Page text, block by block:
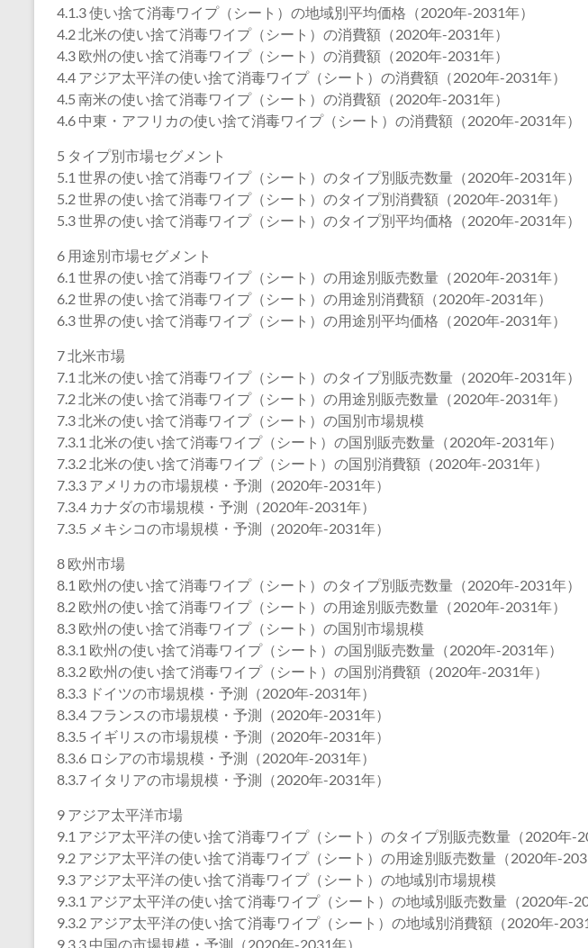
4.1.3 使い捨て消毒ワイプ（シート）の地域別平均価格（2020年-2031年）
4.2 北米の使い捨て消毒ワイプ（シート）の消費額（2020年-2031年）
4.3 欧州の使い捨て消毒ワイプ（シート）の消費額（2020年-2031年）
4.4 アジア太平洋の使い捨て消毒ワイプ（シート）の消費額（2020年-2031年）
4.5 南米の使い捨て消毒ワイプ（シート）の消費額（2020年-2031年）
4.6 中東・アフリカの使い捨て消毒ワイプ（シート）の消費額（2020年-2031年）
5 タイプ別市場セグメント
5.1 世界の使い捨て消毒ワイプ（シート）のタイプ別販売数量（2020年-2031年）
5.2 世界の使い捨て消毒ワイプ（シート）のタイプ別消費額（2020年-2031年）
5.3 世界の使い捨て消毒ワイプ（シート）のタイプ別平均価格（2020年-2031年）
6 用途別市場セグメント
6.1 世界の使い捨て消毒ワイプ（シート）の用途別販売数量（2020年-2031年）
6.2 世界の使い捨て消毒ワイプ（シート）の用途別消費額（2020年-2031年）
6.3 世界の使い捨て消毒ワイプ（シート）の用途別平均価格（2020年-2031年）
7 北米市場
7.1 北米の使い捨て消毒ワイプ（シート）のタイプ別販売数量（2020年-2031年）
7.2 北米の使い捨て消毒ワイプ（シート）の用途別販売数量（2020年-2031年）
7.3 北米の使い捨て消毒ワイプ（シート）の国別市場規模
7.3.1 北米の使い捨て消毒ワイプ（シート）の国別販売数量（2020年-2031年）
7.3.2 北米の使い捨て消毒ワイプ（シート）の国別消費額（2020年-2031年）
7.3.3 アメリカの市場規模・予測（2020年-2031年）
7.3.4 カナダの市場規模・予測（2020年-2031年）
7.3.5 メキシコの市場規模・予測（2020年-2031年）
8 欧州市場
8.1 欧州の使い捨て消毒ワイプ（シート）のタイプ別販売数量（2020年-2031年）
8.2 欧州の使い捨て消毒ワイプ（シート）の用途別販売数量（2020年-2031年）
8.3 欧州の使い捨て消毒ワイプ（シート）の国別市場規模
8.3.1 欧州の使い捨て消毒ワイプ（シート）の国別販売数量（2020年-2031年）
8.3.2 欧州の使い捨て消毒ワイプ（シート）の国別消費額（2020年-2031年）
8.3.3 ドイツの市場規模・予測（2020年-2031年）
8.3.4 フランスの市場規模・予測（2020年-2031年）
8.3.5 イギリスの市場規模・予測（2020年-2031年）
8.3.6 ロシアの市場規模・予測（2020年-2031年）
8.3.7 イタリアの市場規模・予測（2020年-2031年）
9 アジア太平洋市場
9.1 アジア太平洋の使い捨て消毒ワイプ（シート）のタイプ別販売数量（2020年-
9.2 アジア太平洋の使い捨て消毒ワイプ（シート）の用途別販売数量（2020年-
9.3 アジア太平洋の使い捨て消毒ワイプ（シート）の地域別市場規模
9.3.1 アジア太平洋の使い捨て消毒ワイプ（シート）の地域別販売数量（2020年-
9.3.2 アジア太平洋の使い捨て消毒ワイプ（シート）の地域別消費額（2020年-2031
9.3.3 中国の市場規模・予測（2020年-2031年）